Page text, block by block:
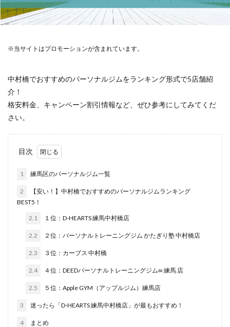
※当サイトはプロモーションが含まれています。
中村橋でおすすめのパーソナルジムをランキング形式で5店舗紹
介！
格安料金、キャンペーン割引情報など、ぜひ参考にしてみてくだ
さい。
目次
1 練馬区のパーソナルジム一覧
2
【安い！】中村橋でおすすめのパーソナルジムランキング
BEST5！
2.1 １位：D-HEARTS 練馬中村橋店
2.2 ２位：パーソナルトレーニングジム かたぎり塾 中村橋店
2.3 ３位：カーブス 中村橋
2.4 ４位：DEEDパーソナルトレーニングジム∞ 練馬 店
2.5 ５位：Apple GYM（アップルジム）練馬店
3 迷ったら「D-HEARTS 練馬中村橋店」が最もおすすめ！
4 まとめ